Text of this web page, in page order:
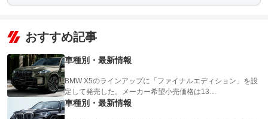
おすすめ記事
車種別・最新情報
BMW X5のラインアップに「ファイナルエディション」を設
定して発売した。メーカー希望小売価格は13…
車種別・最新情報